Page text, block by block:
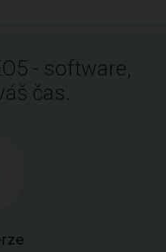
- software,
čas.